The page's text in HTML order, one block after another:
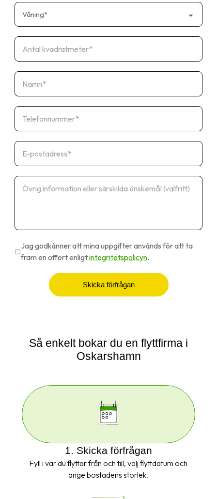
Jag godkänner att mina uppgifter används för att ta
fram en offert enligtintegritetspolicyn.
Skicka förfrågan
Så enkelt bokar du en flyttfirma i
Oskarshamn
1. Skicka förfrågan
Fyll i var du flyttar från och till, välj flyttdatum och
ange bostadens storlek.